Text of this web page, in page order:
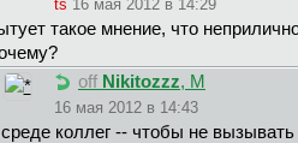
ts 16 мая 2012 в 14:29
такое мнение, что
off Nikitozzz, М
16 мая 2012 в 14:43
коллег -- чтобы не вызывать